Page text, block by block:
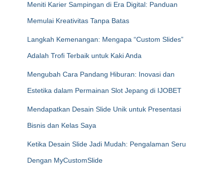
Meniti Karier Sampingan di Era Digital: Panduan
Memulai Kreativitas Tanpa Batas
Langkah Kemenangan: Mengapa “Custom Slides”
Adalah Trofi Terbaik untuk Kaki Anda
Mengubah Cara Pandang Hiburan: Inovasi dan
Estetika dalam Permainan Slot Jepang di IJOBET
Mendapatkan Desain Slide Unik untuk Presentasi
Bisnis dan Kelas Saya
Ketika Desain Slide Jadi Mudah: Pengalaman Seru
Dengan MyCustomSlide